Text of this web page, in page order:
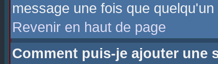
message une fois que
Revenir en haut de page
Comment puis-je ajouter une